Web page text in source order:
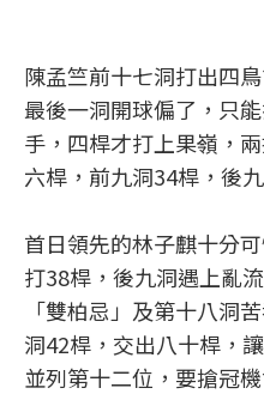
陳孟竺前十七洞打出四
最後一洞開球偏了，只
手，四桿才打上果嶺，
六桿，前九洞34桿，後
首日領先的林子麒十分
打38桿，後九洞遇上亂
「雙柏忌」及第十八洞
洞42桿，交出八十桿，
並列第十二位，要搶冠